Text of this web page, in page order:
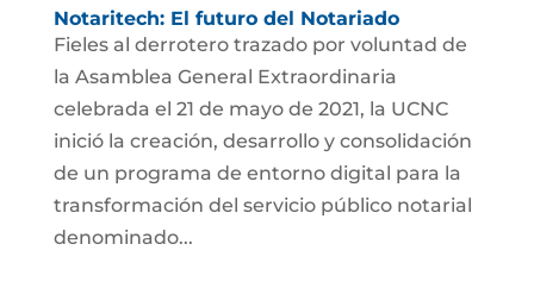
Notaritech: El futuro del Notariado
Fieles al derrotero trazado por voluntad de
la Asamblea General Extraordinaria
celebrada el 21 de mayo de 2021, la UCNC
inició la creación, desarrollo y consolidación
de un programa de entorno digital para la
transformación del servicio público notarial
denominado...